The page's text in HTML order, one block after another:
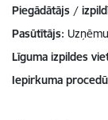
Piegādātājs /
Pasūtītājs
Līguma izpildes
Iepirkuma